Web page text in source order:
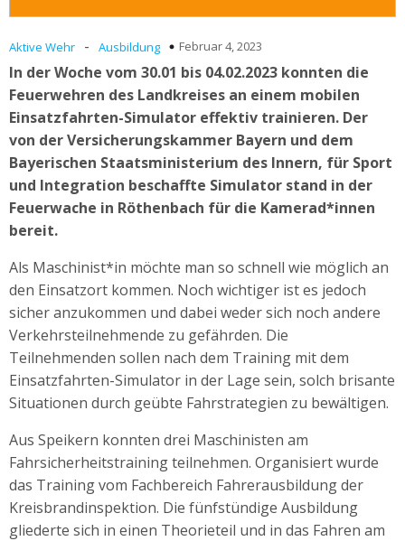
Aktive Wehr - Ausbildung Februar 4, 2023
In der Woche vom 30.01 bis 04.02.2023 konnten die
Feuerwehren des Landkreises an einem mobilen
Einsatzfahrten-Simulator effektiv trainieren. Der
von der Versicherungskammer Bayern und dem
Bayerischen Staatsministerium des Innern, für Sport
und Integration beschaffte Simulator stand in der
Feuerwache in Röthenbach für die Kamerad*innen
bereit.
Als Maschinist*in möchte man so schnell wie möglich an
den Einsatzort kommen. Noch wichtiger ist es jedoch
sicher anzukommen und dabei weder sich noch andere
Verkehrsteilnehmende zu gefährden. Die
Teilnehmenden sollen nach dem Training mit dem
Einsatzfahrten-Simulator in der Lage sein, solch brisante
Situationen durch geübte Fahrstrategien zu bewältigen.
Aus Speikern konnten drei Maschinisten am
Fahrsicherheitstraining teilnehmen. Organisiert wurde
das Training vom Fachbereich Fahrerausbildung der
Kreisbrandinspektion. Die fünfstündige Ausbildung
gliederte sich in einen Theorieteil und in das Fahren am